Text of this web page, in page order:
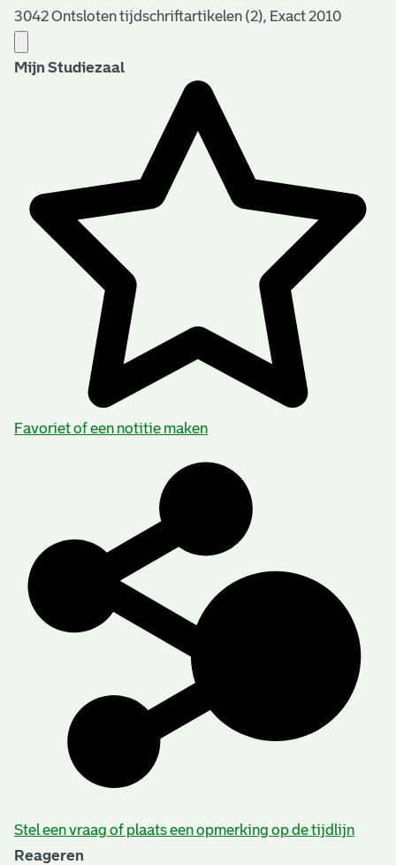
3042 Ontsloten tijdschriftartikelen (2), Exact 2010
Mijn Studiezaal
Favoriet of een notitie maken
Stel een vraag of plaats een opmerking op de tijdlijn
Reageren